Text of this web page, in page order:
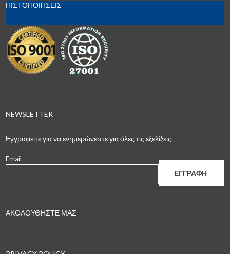
ΠΙΣΤΟΠΟΙΗΣΕΙΣ
NEWSLETTER
Εγγραφείτε για να ενημερώνεστε για όλες τις εξελίξεις
Email
ΑΚΟΛΟΥΘΗΣΤΕ ΜΑΣ